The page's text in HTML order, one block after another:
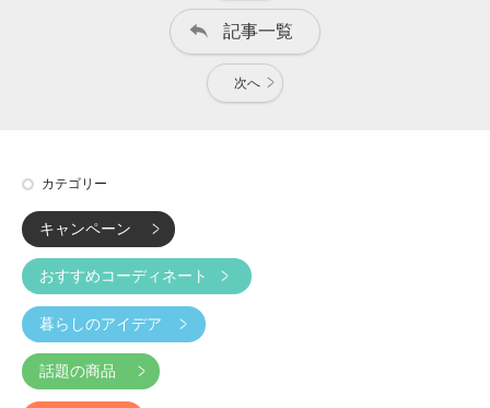
記事一覧
次へ
カテゴリー
キャンペーン
おすすめコーディネート
暮らしのアイデア
話題の商品